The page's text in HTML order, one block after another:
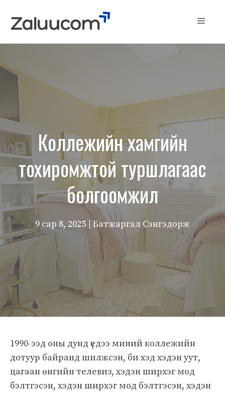
Menu
Коллежийн хамгийн
тохиромжтой туршлагаас
болгоомжил
9 сар 8, 2025 | Батжаргал Сэнгэдорж
1990-ээд оны дунд үедээ миний коллежийн
дотуур байранд шилжсэн, би хэд хэдэн уут,
цагаан өнгийн телевиз, хэдэн ширхэг мод
бэлтгэсэн, хэдэн ширхэг мод бэлтгэсэн, хэдэн